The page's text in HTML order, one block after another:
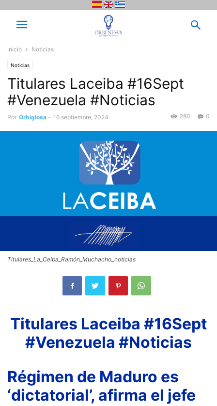
Inicio Noticias
Noticias
Titulares Laceiba #16Sept
#Venezuela #Noticias
Por Orbiglosa - 16 septiembre, 2024 0
280
Titulares_La_Ceiba_Ramón_Muchacho_noticias
Titulares Laceiba #16Sept
#Venezuela #Noticias
Régimen de Maduro es
‘dictatorial’, afirma el jefe